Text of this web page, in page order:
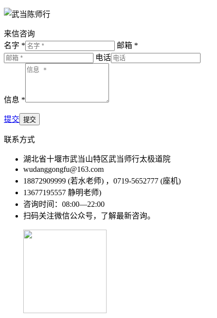
来信咨询
名字 *
邮箱 *
电话
信息 *
提交
联系方式
湖北省十堰市武当山特区武当师行太极道院
wudanggongfu@163.com
18872909999 (若水老师) ，0719-5652777 (座机)
13677195557 静明老师)
咨询时间：08:00—22:00
扫码关注微信公众号，了解最新咨询。